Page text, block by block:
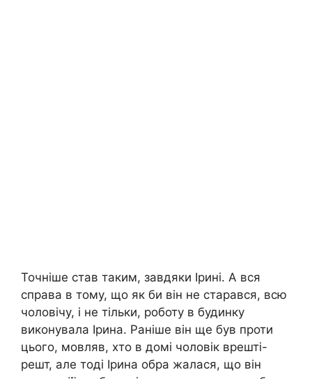
Точніше став таким, завдяки Ірині. А вся
справа в тому, що як би він не старався, всю
чоловічу, і не тільки, роботу в будинку
виконувала Ірина. Раніше він ще був проти
цього, мовляв, хто в домі чоловік врешті-
решт, але тоді Ірина обра жалася, що він